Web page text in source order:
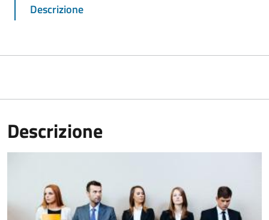
Descrizione
Descrizione